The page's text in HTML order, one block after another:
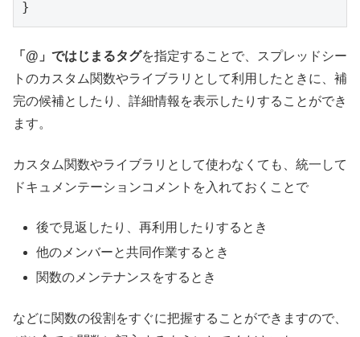
「@」ではじまるタグを指定することで、スプレッドシー
トのカスタム関数やライブラリとして利用したときに、補
完の候補としたり、詳細情報を表示したりすることができ
ます。
カスタム関数やライブラリとして使わなくても、統一して
ドキュメンテーションコメントを入れておくことで
後で見返したり、再利用したりするとき
他のメンバーと共同作業するとき
関数のメンテナンスをするとき
などに関数の役割をすぐに把握することができますので、